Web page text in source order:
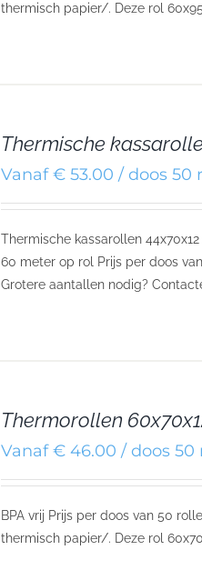
thermisch papier/. Deze rol
Thermische
Vanaf € 53.00 / doos 50
Thermische kassarollen
60 meter op rol Prijs per doos
Grotere aantallen nodig?
Thermorollen
Vanaf € 46.00 / doos 50
BPA vrij Prijs per doos van 50
thermisch papier/. Deze rol